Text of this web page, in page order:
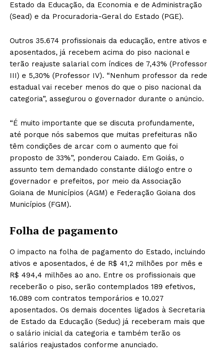
Estado da Educação, da Economia e de Administração
(Sead) e da Procuradoria-Geral do Estado (PGE).
Outros 35.674 profissionais da educação, entre ativos e
aposentados, já recebem acima do piso nacional e
terão reajuste salarial com índices de 7,43% (Professor
III) e 5,30% (Professor IV). “Nenhum professor da rede
estadual vai receber menos do que o piso nacional da
categoria”, assegurou o governador durante o anúncio.
“É muito importante que se discuta profundamente,
até porque nós sabemos que muitas prefeituras não
têm condições de arcar com o aumento que foi
proposto de 33%”, ponderou Caiado. Em Goiás, o
assunto tem demandado constante diálogo entre o
governador e prefeitos, por meio da Associação
Goiana de Municípios (AGM) e Federação Goiana dos
Municípios (FGM).
Folha de pagamento
O impacto na folha de pagamento do Estado, incluindo
ativos e aposentados, é de R$ 41,2 milhões por mês e
R$ 494,4 milhões ao ano. Entre os profissionais que
receberão o piso, serão contemplados 189 efetivos,
16.089 com contratos temporários e 10.027
aposentados. Os demais docentes ligados à Secretaria
de Estado da Educação (Seduc) já receberam mais que
o salário inicial da categoria e também terão os
salários reajustados conforme anunciado.